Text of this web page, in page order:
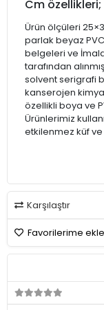
Cm özellikleri;
Ürün ölçüleri
parlak beyaz
belgeleri ve
tarafından
solvent serigrafi
kanserojen
özellikli boya ve
Ürünlerimiz
etkilenmez küf
Karşılaştır
Favorilerime ekle